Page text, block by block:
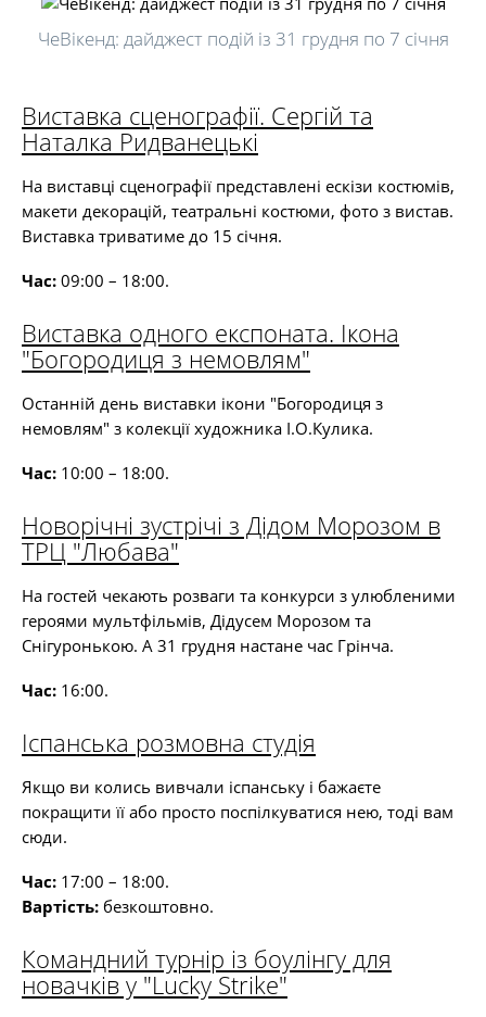
ЧеВікенд: дайджест подій із 31 грудня по 7 січня
Виставка сценографії. Сергій та
Наталка Ридванецькі
На виставці сценографії представлені ескізи костюмів,
макети декорацій, театральні костюми, фото з вистав.
Виставка триватиме до 15 січня.
Час: 09:00 – 18:00.
Виставка одного експоната. Ікона
"Богородиця з немовлям"
Останній день виставки ікони "Богородиця з
немовлям" з колекції художника І.О.Кулика.
Час: 10:00 – 18:00.
Новорічні зустрічі з Дідом Морозом в
ТРЦ "Любава"
На гостей чекають розваги та конкурси з улюбленими
героями мультфільмів, Дідусем Морозом та
Снігуронькою. А 31 грудня настане час Грінча.
Час: 16:00.
Іспанська розмовна студія
Якщо ви колись вивчали іспанську і бажаєте
покращити її або просто поспілкуватися нею, тоді вам
сюди.
Час: 17:00 – 18:00.
Вартість: безкоштовно.
Командний турнір із боулінгу для
новачків у "Lucky Strike"